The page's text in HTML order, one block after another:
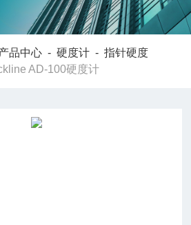
品中心 -硬度计 -指针硬度
AD-100硬度计